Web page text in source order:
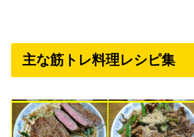
主な筋トレ料理レシピ集